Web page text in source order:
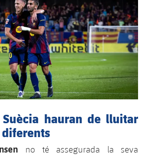
hauran de lluitar
no té assegurada la seva